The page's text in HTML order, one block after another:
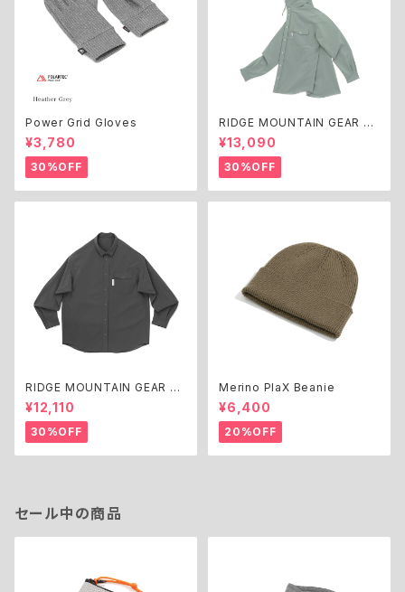
Power Grid Gloves
¥3,780
30%OFF
RIDGE MOUNTAIN GEAR H
ooded Long Sleeve Shirt
¥13,090
30%OFF
RIDGE MOUNTAIN GEAR Ba
sic Long Sleeve Shirt
¥12,110
30%OFF
Merino PlaX Beanie
¥6,400
20%OFF
セール中の商品